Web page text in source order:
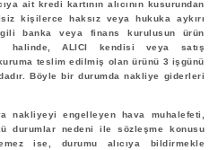
ait kredi kartının alıcının kusurundan
kişilerce haksız veya hukuka aykırı
banka veya finans kurulusun ürün
halinde, ALICI kendisi veya satış
teslim edilmiş olan ürünü 3 işgünü
Böyle bir durumda nakliye giderleri
nakliyeyi engelleyen hava muhalefeti,
durumlar nedeni ile sözleşme konusu
ise, durumu alıcıya bildirmekle